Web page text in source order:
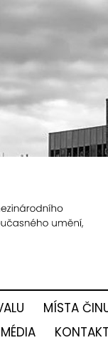
MÍSTA
KONTAKT